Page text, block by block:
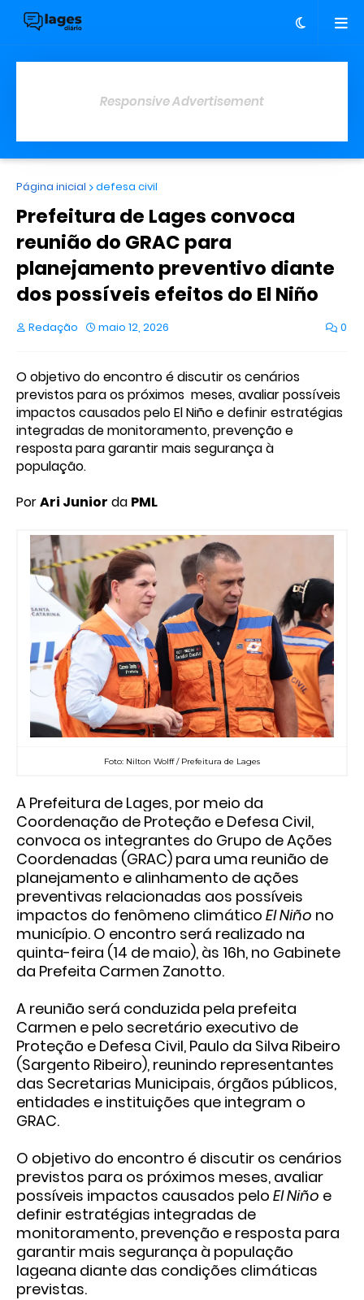
Responsive Advertisement
Página inicial defesa civil
Prefeitura de Lages convoca
reunião do GRAC para
planejamento preventivo diante
dos possíveis efeitos do El Niño
Redação maio 12, 2026 0
O objetivo do encontro é discutir os cenários
previstos para os próximos meses, avaliar possíveis
impactos causados pelo El Niño e definir estratégias
integradas de monitoramento, prevenção e
resposta para garantir mais segurança à
população.
PorAri Junior da PML
Foto: Nilton Wolff / Prefeitura de Lages
A Prefeitura de Lages, por meio da
Coordenação de Proteção e Defesa Civil,
convoca os integrantes do Grupo de Ações
Coordenadas (GRAC) para uma reunião de
planejamento e alinhamento de ações
preventivas relacionadas aos possíveis
impactos do fenômeno climático El Niño no
município. O encontro será realizado na
quinta-feira (14 de maio), às 16h, no Gabinete
da Prefeita Carmen Zanotto.
A reunião será conduzida pela prefeita
Carmen e pelo secretário executivo de
Proteção e Defesa Civil, Paulo da Silva Ribeiro
(Sargento Ribeiro), reunindo representantes
das Secretarias Municipais, órgãos públicos,
entidades e instituições que integram o
GRAC.
O objetivo do encontro é discutir os cenários
previstos para os próximos meses, avaliar
possíveis impactos causados pelo El Niño e
definir estratégias integradas de
monitoramento, prevenção e resposta para
garantir mais segurança à população
lageana diante das condições climáticas
previstas.